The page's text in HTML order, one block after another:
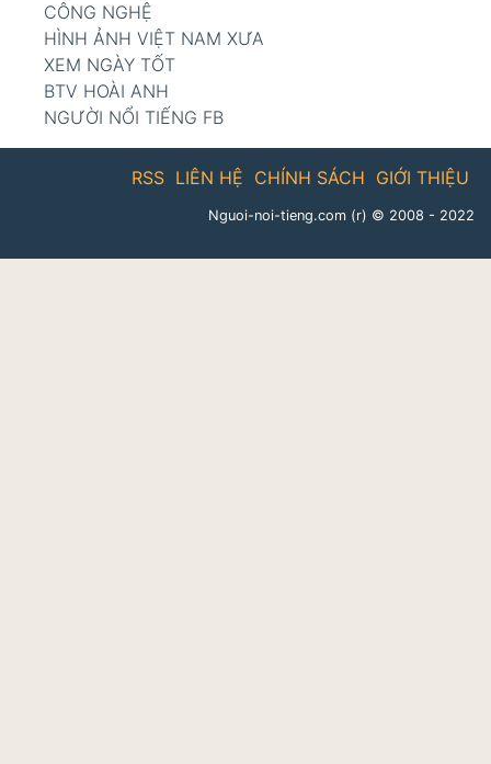
CÔNG NGHỆ
HÌNH ẢNH VIỆT NAM XƯA
XEM NGÀY TỐT
BTV HOÀI ANH
NGƯỜI NỔI TIẾNG FB
GIỚI THIỆU
CHÍNH SÁCH
LIÊN HỆ
RSS
Nguoi-noi-tieng.com (r) © 2008 - 2022